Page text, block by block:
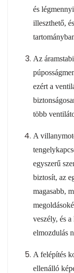
és
illeszthető,
Az
ezért a
több
A
egyszerű
biztosít, az
magasabb,
veszély, és
elmozdulás
A felépítés
ellenálló